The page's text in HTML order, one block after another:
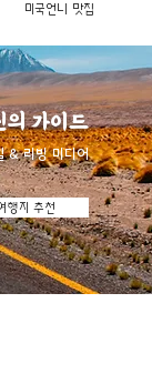
의 가이드
& 리빙 미디어
행지 추천
미국언니 맛집